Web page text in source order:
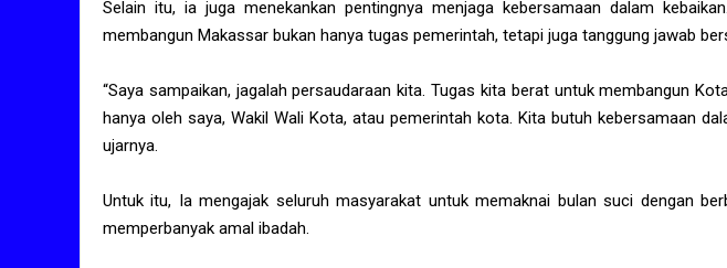
Selain itu, ia juga menekankan pentingnya menjaga kebersamaan dalam
membangun Makassar bukan hanya tugas pemerintah, tetapi juga tanggung jawab
“Saya sampaikan, jagalah persaudaraan kita. Tugas kita berat untuk membangun
hanya oleh saya, Wakil Wali Kota, atau pemerintah kota. Kita butuh kebersamaan
ujarnya.
Untuk itu, Ia mengajak seluruh masyarakat untuk memaknai bulan suci dengan
memperbanyak amal ibadah.